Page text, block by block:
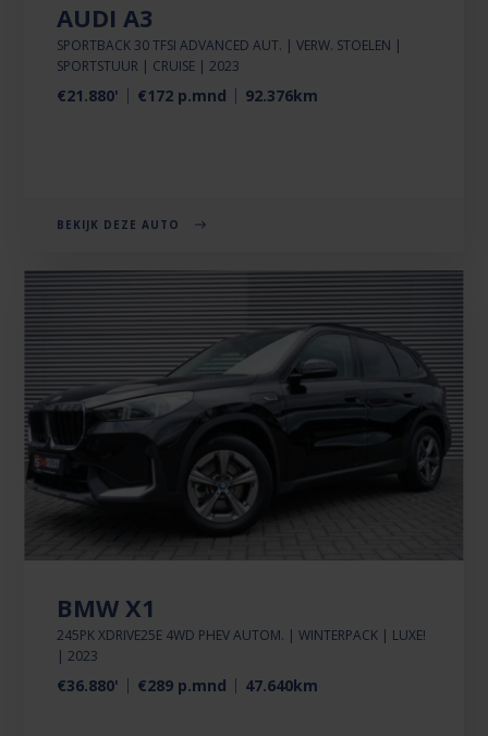
AUDI A3
SPORTBACK 30 TFSI ADVANCED AUT. | VERW. STOELEN |
SPORTSTUUR | CRUISE | 2023
€21.880' €172 p.mnd 92.376km
BEKIJK DEZE AUTO
BMW X1
245PK XDRIVE25E 4WD PHEV AUTOM. | WINTERPACK | LUXE!
| 2023
€36.880' €289 p.mnd 47.640km